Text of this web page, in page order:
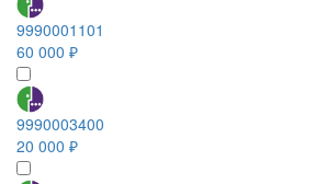
9990001101
60 000 ₽
9990003400
20 000 ₽